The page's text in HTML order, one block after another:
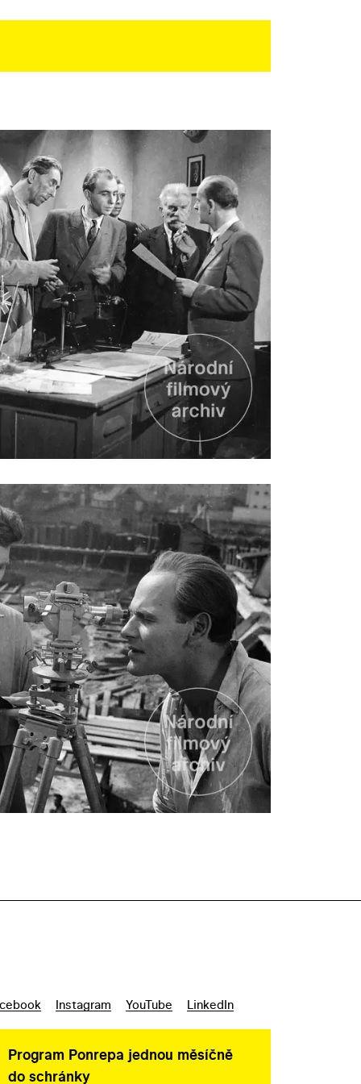
Instagram YouTube LinkedIn
Program Ponrepa jednou měsíčně
do schránky